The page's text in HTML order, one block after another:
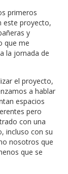
primeros
este proyecto,
y
que me
la jornada de
el proyecto,
a hablar
espacios
pero
con una
incluso con su
nosotros que
que se